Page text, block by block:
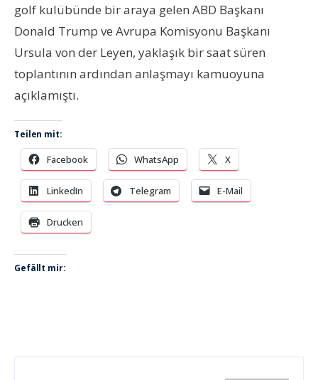
golf kulübünde bir araya gelen ABD Başkanı
Donald Trump ve Avrupa Komisyonu Başkanı
Ursula von der Leyen, yaklaşık bir saat süren
toplantının ardından anlaşmayı kamuoyuna
açıklamıştı.
Teilen mit:
Facebook WhatsApp X
LinkedIn Telegram E-Mail
Drucken
Gefällt mir: